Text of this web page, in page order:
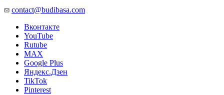
contact@budibasa.com
Вконтакте
YouTube
Rutube
MAX
Google Plus
Яндекс.Дзен
TikTok
Pinterest